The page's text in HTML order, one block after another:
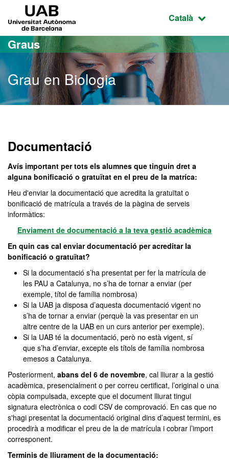
Ves al contingut principal
Ves a la navegació de la pàgina
Idioma
Català
Graus
Grau en Biologia
Documentació
Avís important per tots els alumnes que tinguin dret a
alguna bonificació o gratuïtat en el preu de la matríca:
Heu d'enviar la documentació que acredita la gratuïtat o
bonificació de matrícula a través de la pàgina de serveis
informàtics:
Enviament de documentació a la teva gestió acadèmica
En quin cas cal enviar documentació per acreditar la
bonificació o gratuïtat?
Si la documentació s’ha presentat per fer la matrícula de
les PAU a Catalunya, no s’ha de tornar a enviar (per
exemple, títol de família nombrosa)
Si la UAB ja disposa d’aquesta documentació vigent no
s’ha de tornar a enviar (perquè la vas presentar en un
altre centre de la UAB en un curs anterior per exemple).
Si la UAB té la documentació, però no està vigent, sí
que s’ha d’enviar, excepte els títols de família nombrosa
emesos a Catalunya.
Posteriorment, abans del 6 de novembre, cal lliurar a la gestió
acadèmica, presencialment o per correu certificat, l’original o una
còpia compulsada, excepte que el document lliurat tingui
signatura electrònica o codi CSV de comprovació. En cas que no
s'hagi presentat la documentació original dins d’aquest termini, es
procedirà a modificar el preu de la de matrícula i cobrar l’import
corresponent.
Terminis de lliurament de la documentació: